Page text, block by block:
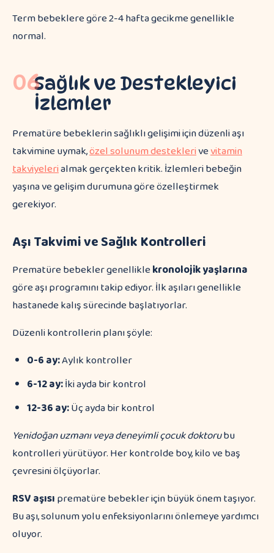
Term bebeklere göre 2-4 hafta gecikme genellikle
normal.
06Sağlık ve Destekleyici
İzlemler
Prematüre bebeklerin sağlıklı gelişimi için düzenli aşı
takvimine uymak,özel solunum desteklerivevitamin
takviyelerialmak gerçekten kritik. İzlemleri bebeğin
yaşına ve gelişim durumuna göre özelleştirmek
gerekiyor.
Aşı Takvimi ve Sağlık Kontrolleri
Prematüre bebekler genelliklekronolojik yaşlarına
göre aşı programını takip ediyor. İlk aşıları genellikle
hastanede kalış sürecinde başlatıyorlar.
Düzenli kontrollerin planı şöyle:
0-6 ay:Aylık kontroller
6-12 ay:İki ayda bir kontrol
12-36 ay:Üç ayda bir kontrol
Yenidoğan uzmanı veya deneyimli çocuk doktorubu
kontrolleri yürütüyor. Her kontrolde boy, kilo ve baş
çevresini ölçüyorlar.
RSV aşısıprematüre bebekler için büyük önem taşıyor.
Bu aşı, solunum yolu enfeksiyonlarını önlemeye yardımcı
oluyor.